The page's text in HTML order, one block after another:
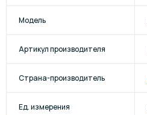
Модель
Артикул производителя
Страна-производитель
Ед. измерения